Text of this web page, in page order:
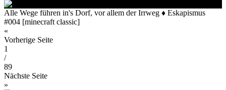
Alle Wege führen in's Dorf, vor allem der Irrweg ♦ Eskapismus
#004 [minecraft classic]
«
Vorherige Seite
1
/
89
Nächste Seite
»